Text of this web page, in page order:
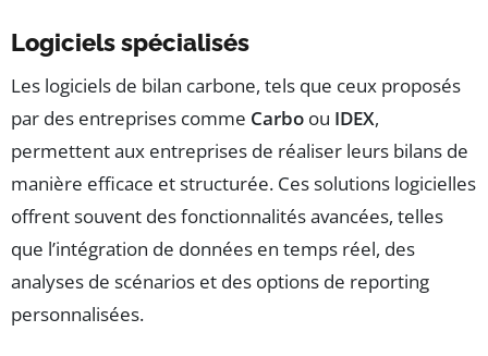
Logiciels spécialisés
Les logiciels de bilan carbone, tels que ceux proposés
par des entreprises comme Carbo ou IDEX,
permettent aux entreprises de réaliser leurs bilans de
manière efficace et structurée. Ces solutions logicielles
offrent souvent des fonctionnalités avancées, telles
que l’intégration de données en temps réel, des
analyses de scénarios et des options de reporting
personnalisées.